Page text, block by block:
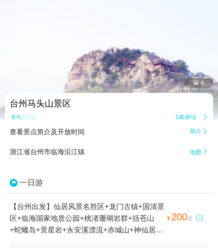
 6
台州马头山景区
暂无点评 0条评论 
查看景点简介及开放时间 简介 
浙江省台州市临海沿江镇 地图 
一日游
【台州出发】仙居风景名胜区+龙门古镇+国清景
区+临海国家地质公园+桃渚珊瑚岩群+括苍山
+蛇蟠岛+景星岩+永安溪漂流+赤城山+神仙居
¥ 200起 